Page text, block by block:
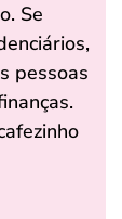
Se
pessoas